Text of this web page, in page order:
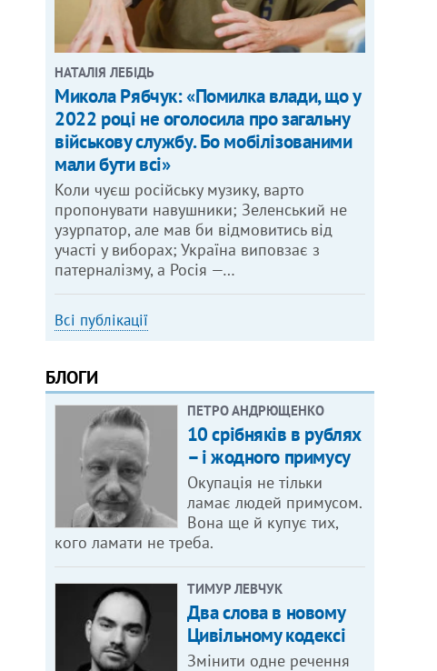
НАТАЛІЯ ЛЕБІДЬ
Микола Рябчук: «Помилка влади, що у
2022 році не оголосила про загальну
військову службу. Бо мобілізованими
мали бути всі»
Коли чуєш російську музику, варто
пропонувати навушники; Зеленський не
узурпатор, але мав би відмовитись від
участі у виборах; Україна виповзає з
патерналізму, а Росія —…
Всі публікації
БЛОГИ
ПЕТРО АНДРЮЩЕНКО
10 срібняків в рублях
– і жодного примусу
Окупація не тільки
ламає людей примусом.
Вона ще й купує тих,
кого ламати не треба.
ТИМУР ЛЕВЧУК
Два слова в новому
Цивільному кодексі
Змінити одне речення